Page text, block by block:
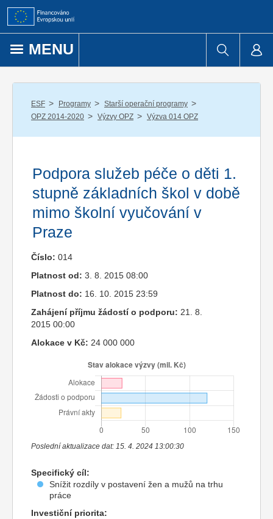
Přejít k obsahu
MENU
ESF / Programy / Starší operační programy /
OPZ 2014-2020 / Výzvy OPZ / Výzva 014 OPZ
Podpora služeb péče o děti 1.
stupně základních škol v době
mimo školní vyučování v
Praze
Číslo: 014
Platnost od: 3. 8. 2015 08:00
Platnost do: 16. 10. 2015 23:59
Zahájení příjmu žádostí o podporu: 21. 8.
2015 00:00
Alokace v Kč: 24 000 000
Poslední aktualizace dat: 15. 4. 2024 13:00:30
Specifický cíl:
Snížit rozdíly v postavení žen a mužů na trhu
práce
Investiční priorita: